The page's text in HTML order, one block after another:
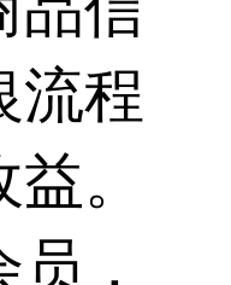
流程
。
，